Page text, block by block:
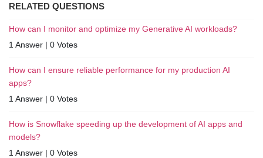
RELATED QUESTIONS
How can I monitor and optimize my Generative AI workloads?
1 Answer | 0 Votes
How can I ensure reliable performance for my production AI
apps?
1 Answer | 0 Votes
How is Snowflake speeding up the development of AI apps and
models?
1 Answer | 0 Votes